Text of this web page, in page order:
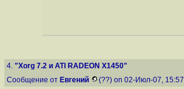
4. "Xorg 7.2 и ATI RADEON X1450"
Сообщение от Евгений (??) on 02-Июл-07, 15:57